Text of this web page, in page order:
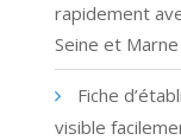
rapidement
Seine et Marne
Fiche
visible